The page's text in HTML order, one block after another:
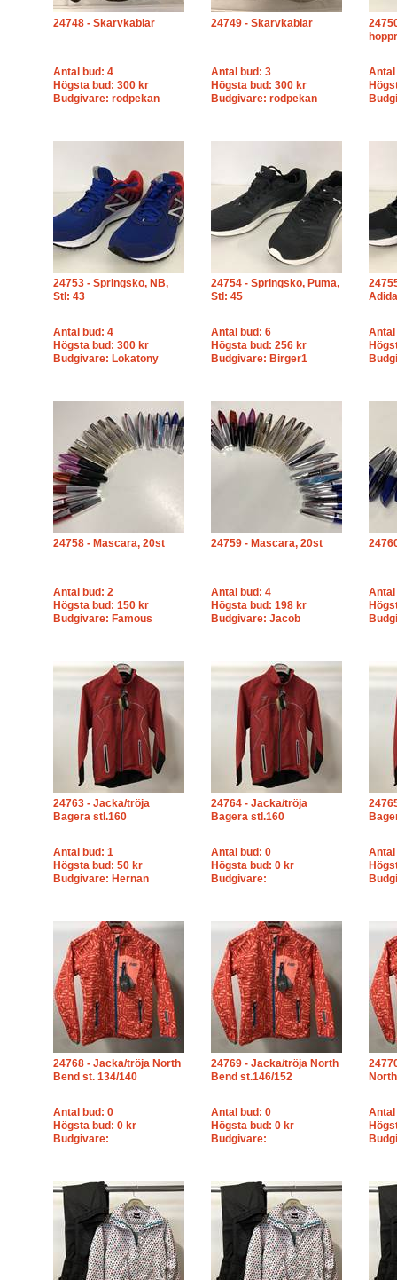
24748 - Skarvkablar
Antal bud: 4
Högsta bud: 300 kr
Budgivare: rodpekan
24749 - Skarvkablar
Antal bud: 3
Högsta bud: 300 kr
Budgivare: rodpekan
Antal
24753 - Springsko, NB,
Stl: 43
Antal bud: 4
Högsta bud: 300 kr
Budgivare: Lokatony
24754 - Springsko, Puma,
Stl: 45
Antal bud: 6
Högsta bud: 256 kr
Budgivare: Birger1
Antal
24758 - Mascara, 20st
Antal bud: 2
Högsta bud: 150 kr
Budgivare: Famous
24759 - Mascara, 20st
Antal bud: 4
Högsta bud: 198 kr
Budgivare: Jacob
Antal
24763 - Jacka/tröja
Bagera stl.160
Antal bud: 1
Högsta bud: 50 kr
Budgivare: Hernan
24764 - Jacka/tröja
Bagera stl.160
Antal bud: 0
Högsta bud: 0 kr
Budgivare:
Antal
24768 - Jacka/tröja North
Bend st. 134/140
Antal bud: 0
Högsta bud: 0 kr
Budgivare:
24769 - Jacka/tröja North
Bend st.146/152
Antal bud: 0
Högsta bud: 0 kr
Budgivare:
Antal